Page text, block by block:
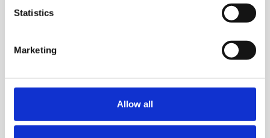
Statistics
Marketing
Allow all